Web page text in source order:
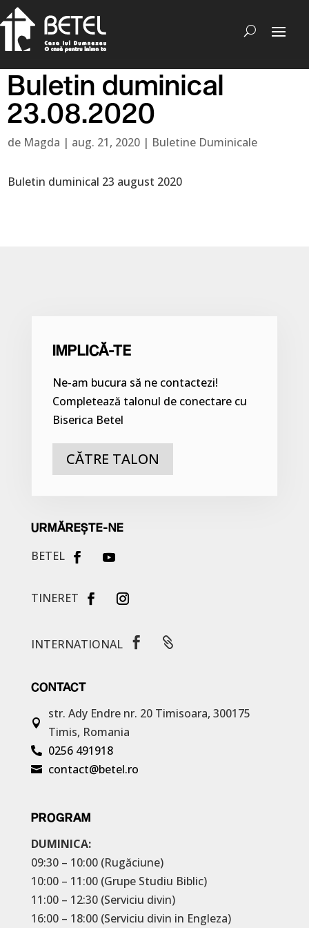
Buletin duminical
23.08.2020
de Magda | aug. 21, 2020 | Buletine Duminicale
Buletin duminical 23 august 2020
IMPLICĂ-TE
Ne-am bucura să ne contactezi!
Completează talonul de conectare cu
Biserica Betel
CĂTRE TALON
URMĂREȘTE-NE
BETEL
TINERET
INTERNATIONAL  
CONTACT

str. Ady Endre nr. 20 Timisoara, 300175
Timis, Romania
 0256 491918
 contact@betel.ro
PROGRAM
DUMINICA:
09:30 – 10:00 (Rugăciune)
10:00 – 11:00 (Grupe Studiu Biblic)
11:00 – 12:30 (Serviciu divin)
16:00 – 18:00 (Serviciu divin in Engleza)